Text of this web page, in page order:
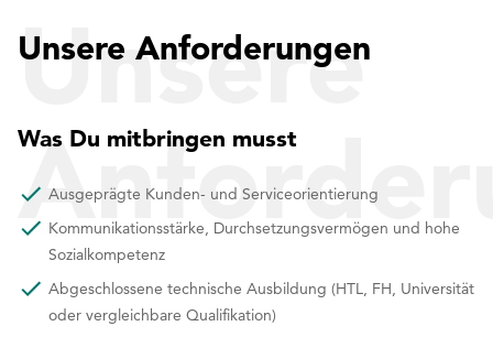
Unsere
Unsere Anforderungen
Was Du mitbringen musst
Ausgeprägte Kunden- und Serviceorientierung
Kommunikationsstärke, Durchsetzungsvermögen und hohe
Sozialkompetenz
Abgeschlossene technische Ausbildung (HTL, FH, Universität
oder vergleichbare Qualifikation)